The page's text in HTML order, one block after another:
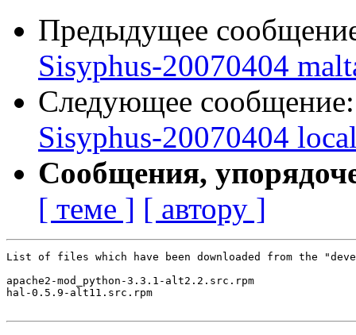
Предыдущее
Sisyphus-20070404
Следующее
Sisyphus-20070404
Сообщения,
[ теме ] [ автору ]
List of files which have been downloaded from the
apache2-mod_python-3.3.1-alt2.2.src.rpm
hal-0.5.9-alt11.src.rpm